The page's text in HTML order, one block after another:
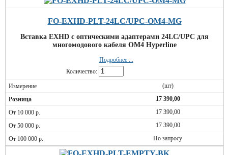
FO-EXHD-PLT-24LC/UPC-OM4-MG
Вставка EXHD с оптическими адаптерами 24LC/UPC для
многомодового кабеля OM4 Hyperline
Подробнее ...
Количество:
(шт)
17 390,00
17 390,00
17 390,00
По запросу